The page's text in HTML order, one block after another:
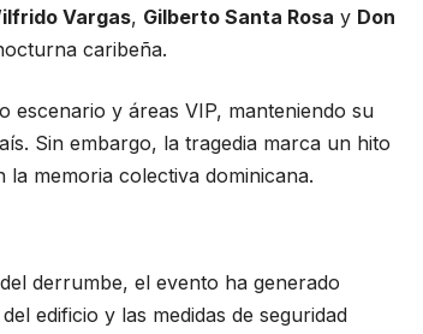
Vargas, Gilberto Santa Rosa y Don
caribeña.
escenario y áreas VIP, manteniendo su
Sin embargo, la tragedia marca un hito
memoria colectiva dominicana.
derrumbe, el evento ha generado
edificio y las medidas de seguridad